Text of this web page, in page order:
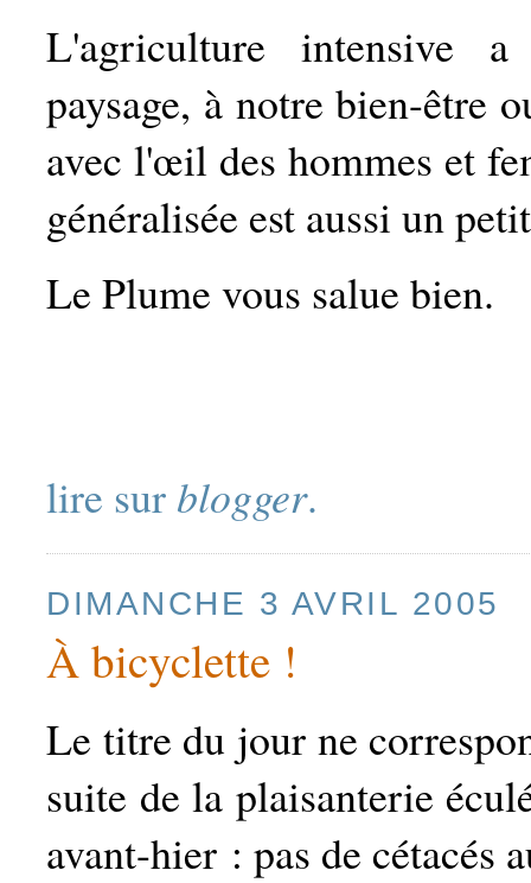
L'agriculture intensive
paysage, à notre bien-être
avec l'œil des hommes et
généralisée est aussi un
Le Plume vous salue bien.
lire sur blogger.
DIMANCHE 3 AVRIL 2005
À bicyclette !
Le titre du jour ne
suite de la plaisanterie
avant-hier : pas de cétacés